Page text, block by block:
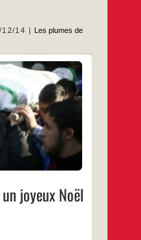
12/14
Les plumes de
joyeux Noël
joyeux Noël avec,
l’année du grand
nouvelle incursion
de nouveaux
il y a cinq jours.